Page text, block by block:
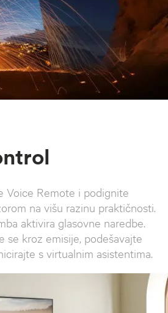
Voice Remote i podignite
na višu razinu praktičnosti.
aktivira glasovne naredbe.
se kroz emisije, podešavajte
s virtualnim asistentima.